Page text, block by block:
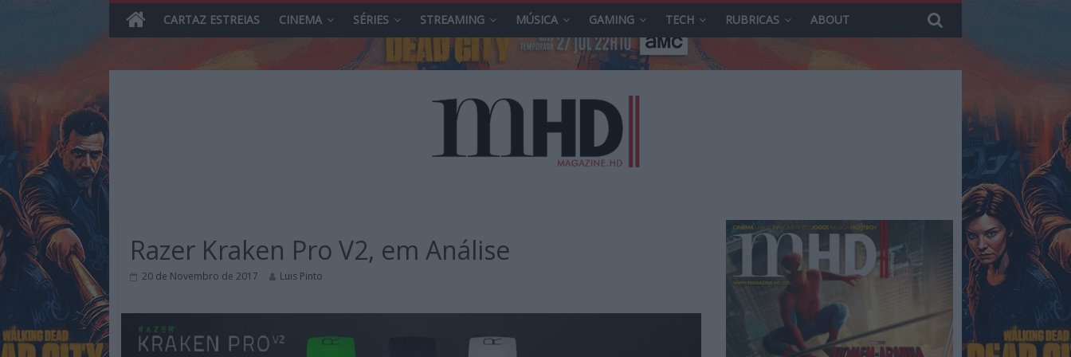
to
content
Reviews
Previews
sobre
CARTAZ ESTREIAS CINEMA SÉRIES STREAMING MÚSICA GAMING TECH RUBRICAS ABOUT
Razer Kraken Pro V2, em Análise
20 de Novembro de 2017 Luis Pinto